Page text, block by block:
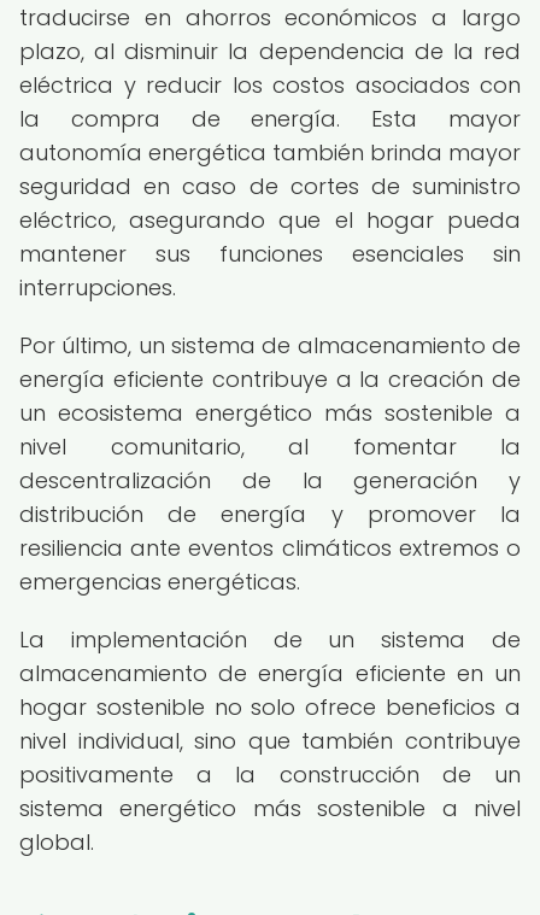
traducirse en ahorros económicos a largo
plazo, al disminuir la dependencia de la red
eléctrica y reducir los costos asociados con
la compra de energía. Esta mayor
autonomía energética también brinda mayor
seguridad en caso de cortes de suministro
eléctrico, asegurando que el hogar pueda
mantener sus funciones esenciales sin
interrupciones.
Por último, un sistema de almacenamiento de
energía eficiente contribuye a la creación de
un ecosistema energético más sostenible a
nivel comunitario, al fomentar la
descentralización de la generación y
distribución de energía y promover la
resiliencia ante eventos climáticos extremos o
emergencias energéticas.
La implementación de un sistema de
almacenamiento de energía eficiente en un
hogar sostenible no solo ofrece beneficios a
nivel individual, sino que también contribuye
positivamente a la construcción de un
sistema energético más sostenible a nivel
global.